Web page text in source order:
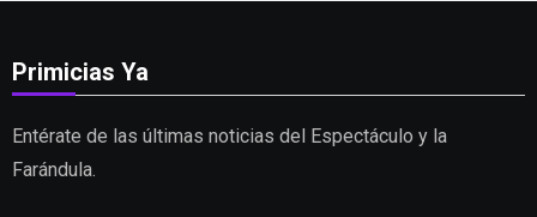
Primicias Ya
Entérate de las últimas noticias del Espectáculo y la
Farándula.